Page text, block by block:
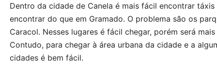
Dentro da cidade de Canela é mais fácil encontrar
encontrar do que em Gramado. O problema são os
Caracol. Nesses lugares é fácil chegar, porém será
Contudo, para chegar à área urbana da cidade e a
cidades é bem fácil.